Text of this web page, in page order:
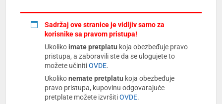
Sadržaj ove stranice je vidljiv samo za
korisnike sa pravom pristupa!
Ukoliko imate pretplatu koja obezbeđuje pravo
pristupa, a zaboravili ste da se ulogujete to
možete učinitiOVDE.
Ukolikonemate pretplatu koja obezbeđuje
pravo pristupa, kupovinu odgovarajuće
pretplate možete izvršitiOVDE.